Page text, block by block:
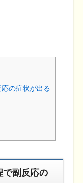
の症状が出る
で副反応の